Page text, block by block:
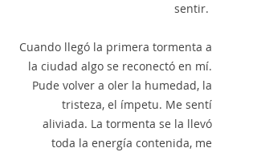
sentir.
Cuando llegó la primera tormenta a
la ciudad algo se reconectó en mí.
Pude volver a oler la humedad, la
tristeza, el ímpetu. Me sentí
aliviada. La tormenta se la llevó
toda la energía contenida, me